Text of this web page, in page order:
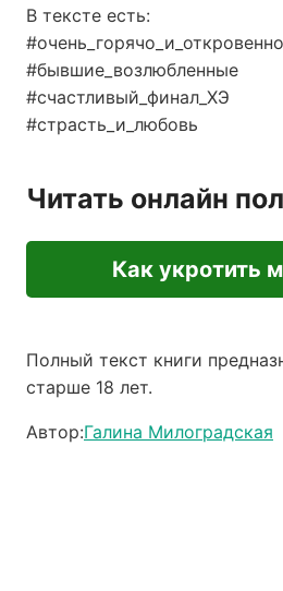
В тексте есть:
#очень_горячо_и_откровенно
#бывшие_возлюбленные
#счастливый_финал_ХЭ
#страсть_и_любовь
Читать онлайн
Как укротить
Полный текст книги
старше 18 лет.
Автор:Галина Милоградская